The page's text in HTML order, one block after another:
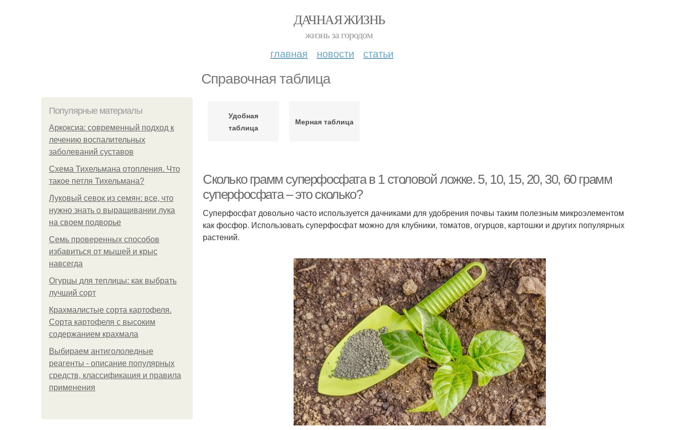
ДАЧНАЯ ЖИЗНЬ
жизнь за городом
главная новости статьи
Справочная таблица
Популярные материалы
Аркоксиа: современный подход к
лечению воспалительных
заболеваний суставов
Схема Тихельмана отопления. Что
такое петля Тихельмана?
Луковый севок из семян: все, что
нужно знать о выращивании лука
на своем подворье
Семь проверенных способов
избавиться от мышей и крыс
навсегда
Огурцы для теплицы: как выбрать
лучший сорт
Крахмалистые сорта картофеля.
Сорта картофеля с высоким
содержанием крахмала
Выбираем антигололедные
реагенты - описание популярных
средств, классификация и правила
применения
Удобная
таблица
Мерная таблица
Сколько грамм суперфосфата в 1 столовой ложке. 5, 10, 15, 20, 30, 60 грамм
суперфосфата – это сколько?
Суперфосфат довольно часто используется дачниками для удобрения почвы таким полезным микроэлементом
как фосфор. Использовать суперфосфат можно для клубники, томатов, огурцов, картошки и других популярных
растений.